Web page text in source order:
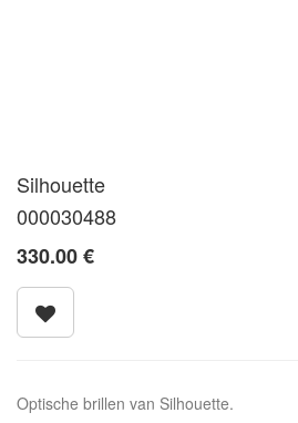
Silhouette
000030488
330.00€
Optische brillen van Silhouette.